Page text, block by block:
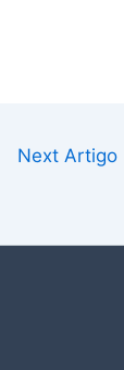
Next Artigo